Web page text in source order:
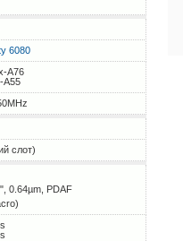
6080
A76
A55
слот)
0.64µm, PDAF